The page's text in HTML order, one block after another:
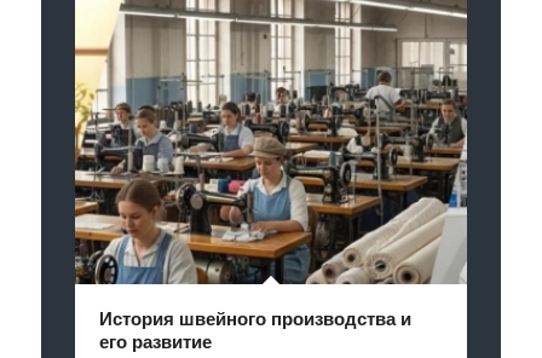
История швейного производства и
его развитие